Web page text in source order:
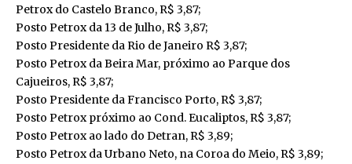
Petrox do Castelo Branco, R$ 3,87;
Posto Petrox da 13 de Julho, R$ 3,87;
Posto Presidente da Rio de Janeiro R$ 3,87;
Posto Petrox da Beira Mar, próximo ao Parque dos
Cajueiros, R$ 3,87;
Posto Presidente da Francisco Porto, R$ 3,87;
Posto Petrox próximo ao Cond. Eucaliptos, R$ 3,87;
Posto Petrox ao lado do Detran, R$ 3,89;
Posto Petrox da Urbano Neto, na Coroa do Meio, R$ 3,89;